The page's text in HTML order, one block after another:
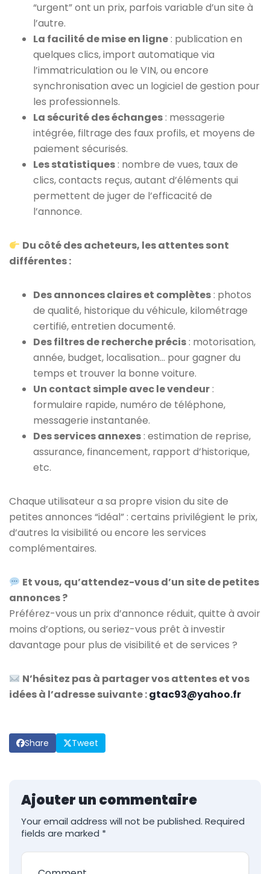
“urgent” ont un prix, parfois variable d’un site à
l’autre.
La facilité de mise en ligne : publication en
quelques clics, import automatique via
l’immatriculation ou le VIN, ou encore
synchronisation avec un logiciel de gestion pour
les professionnels.
La sécurité des échanges : messagerie
intégrée, filtrage des faux profils, et moyens de
paiement sécurisés.
Les statistiques : nombre de vues, taux de
clics, contacts reçus, autant d’éléments qui
permettent de juger de l’efficacité de
l’annonce.
Du côté des acheteurs, les attentes sont
différentes :
Des annonces claires et complètes : photos
de qualité, historique du véhicule, kilométrage
certifié, entretien documenté.
Des filtres de recherche précis : motorisation,
année, budget, localisation… pour gagner du
temps et trouver la bonne voiture.
Un contact simple avec le vendeur :
formulaire rapide, numéro de téléphone,
messagerie instantanée.
Des services annexes : estimation de reprise,
assurance, financement, rapport d’historique,
etc.
Chaque utilisateur a sa propre vision du site de
petites annonces “idéal” : certains privilégient le prix,
d’autres la visibilité ou encore les services
complémentaires.
Et vous, qu’attendez-vous d’un site de petites
annonces ?
Préférez-vous un prix d’annonce réduit, quitte à avoir
moins d’options, ou seriez-vous prêt à investir
davantage pour plus de visibilité et de services ?
N’hésitez pas à partager vos attentes et vos
idées à l’adresse suivante :gtac93@yahoo.fr
Share Tweet
Ajouter un commentaire
Your email address will not be published. Required
fields are marked *